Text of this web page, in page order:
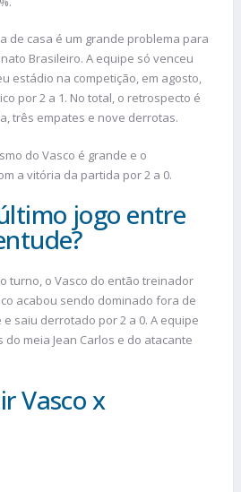
de casa é um grande problema para
Brasileiro. A equipe só venceu
estádio na competição, em agosto,
por 2 a 1. No total, o retrospecto é
três empates e nove derrotas.
do Vasco é grande e o
a vitória da partida por 2 a 0.
jogo entre
turno, o Vasco do então treinador
acabou sendo dominado fora de
saiu derrotado por 2 a 0. A equipe
do meia Jean Carlos e do atacante
Vasco x